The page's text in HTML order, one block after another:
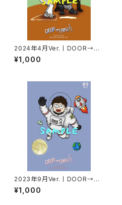
2024年4月Ver.丨DOOR→TA
KUポストカード
¥1,000
2023年9月Ver.丨DOOR→TA
KUポストカード
¥1,000